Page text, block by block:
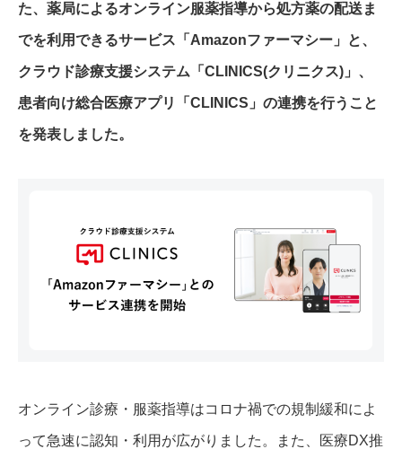
た、薬局によるオンライン服薬指導から処方薬の配送ま
でを利用できるサービス「Amazonファーマシー」と、
クラウド診療支援システム「CLINICS(クリニクス)」、
患者向け総合医療アプリ「CLINICS」の連携を行うこと
を発表しました。
オンライン診療・服薬指導はコロナ禍での規制緩和によ
って急速に認知・利用が広がりました。また、医療DX推